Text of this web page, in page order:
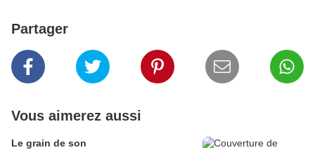
Partager
Vous aimerez aussi
Le grain de son